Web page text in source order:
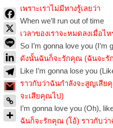
เพราะเราไม่มีทางรู้เลยว่า
When we’ll run out of time
เวลาของเราจะหมดลงเมื่อไห
So I’m gonna love you (I’m
ดังนั้นฉันก็จะรักคุณ (ฉันจะรั
Like I’m gonna lose you
ราวกับว่าฉันกำลังจะสูญเสี
จะเสียคุณไป)
I’m gonna love you (Oh),
ฉันก็จะรักคุณ (โอ้) ราวกับว่